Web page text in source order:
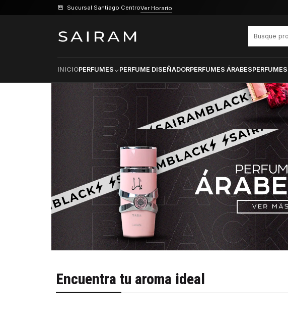
INICIOPERFUMES PERFUME DISEÑADORPERFUMES ÁRABES
Sucursal Santiago CentroVer Horario
Encuentra tu aroma ideal